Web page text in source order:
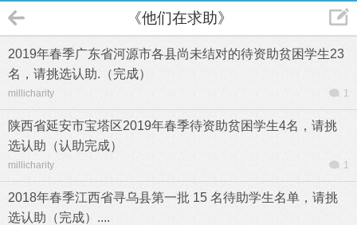
《他们在求助》
2019年春季广东省河源市各县尚未结对的待资助贫困学生23
名，请挑选认助.（完成）
millicharity 1
陕西省延安市宝塔区2019年春季待资助贫困学生4名，请挑
选认助（认助完成）
millicharity 1
2018年春季江西省寻乌县第一批 15 名待助学生名单，请挑
选认助（完成）....